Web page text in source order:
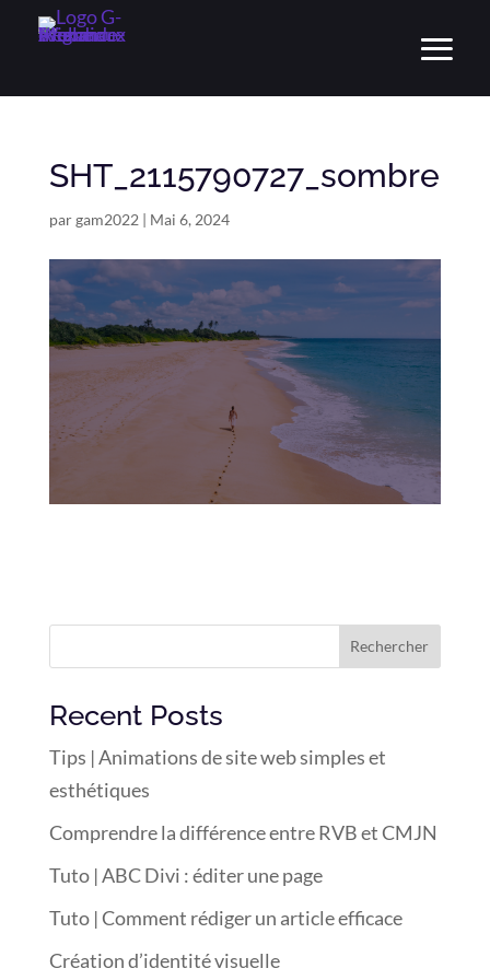
SHT_2115790727_sombre
pargam2022 | Mai 6, 2024
Rechercher
Recent Posts
Tips | Animations de site web simples et
esthétiques
Comprendre la différence entre RVB et CMJN
Tuto | ABC Divi : éditer une page
Tuto | Comment rédiger un article efficace
Création d’identité visuelle